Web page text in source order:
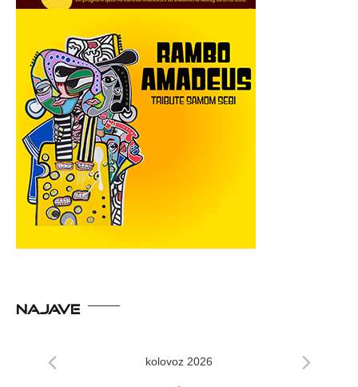
NAJAVE
kolovoz 2026